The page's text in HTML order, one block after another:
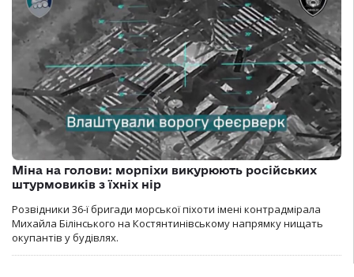
Міна на голови: морпіхи викурюють російських
штурмовиків з їхніх нір
Розвідники 36-ї бригади морської піхоти імені контрадмірала
Михайла Білінського на Костянтинівському напрямку нищать
окупантів у будівлях.